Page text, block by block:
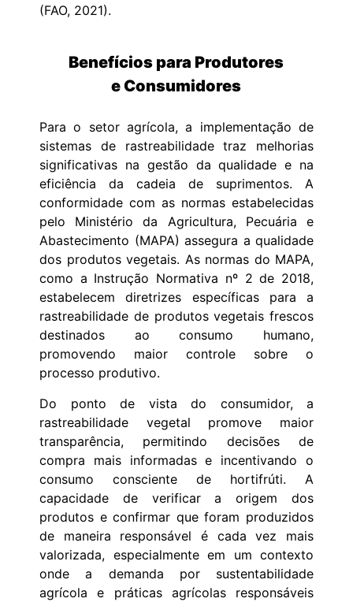
(FAO, 2021).
Benefícios para Produtores
e Consumidores
Para o setor agrícola, a implementação de
sistemas de rastreabilidade traz melhorias
significativas na gestão da qualidade e na
eficiência da cadeia de suprimentos. A
conformidade com as normas estabelecidas
pelo Ministério da Agricultura, Pecuária e
Abastecimento (MAPA) assegura a qualidade
dos produtos vegetais. As normas do MAPA,
como a Instrução Normativa nº 2 de 2018,
estabelecem diretrizes específicas para a
rastreabilidade de produtos vegetais frescos
destinados ao consumo humano,
promovendo maior controle sobre o
processo produtivo.
Do ponto de vista do consumidor, a
rastreabilidade vegetal promove maior
transparência, permitindo decisões de
compra mais informadas e incentivando o
consumo consciente de hortifrúti. A
capacidade de verificar a origem dos
produtos e confirmar que foram produzidos
de maneira responsável é cada vez mais
valorizada, especialmente em um contexto
onde a demanda por sustentabilidade
agrícola e práticas agrícolas responsáveis